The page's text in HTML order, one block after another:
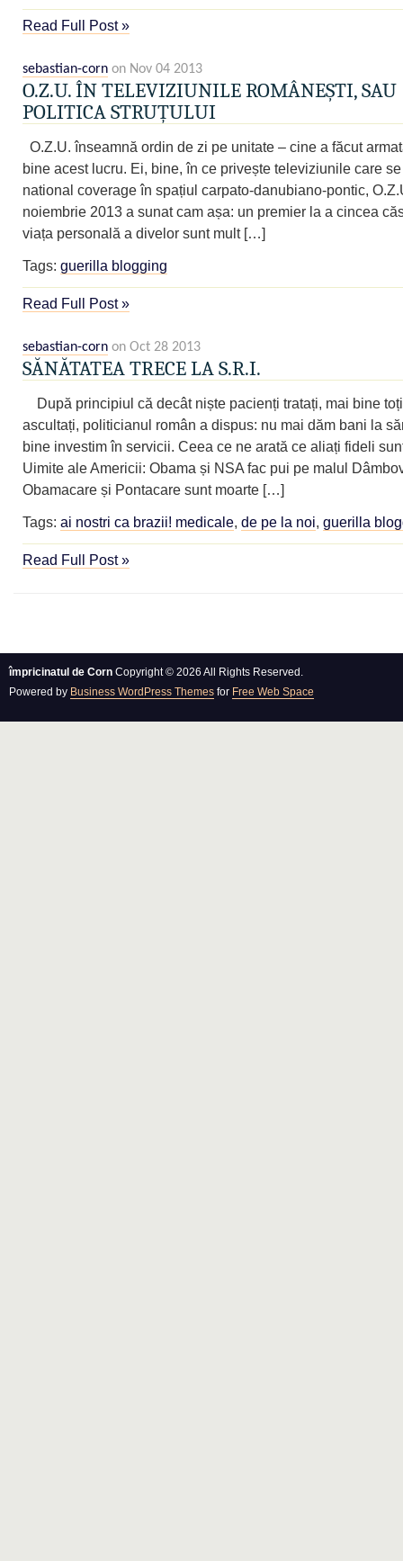
Read Full Post »
sebastian-corn on Nov 04 2013
O.Z.U. ÎN TELEVIZIUNILE ROMÂNEȘTI, SAU
POLITICA STRUȚULUI
O.Z.U. înseamnă ordin de zi pe unitate – cine a făcut
bine acest lucru. Ei, bine, în ce privește televiziunile care
national coverage în spațiul carpato-danubiano-pontic,
noiembrie 2013 a sunat cam așa: un premier la a cincea
viața personală a divelor sunt mult […]
Tags: guerilla blogging
Read Full Post »
sebastian-corn on Oct 28 2013
SĂNĂTATEA TRECE LA S.R.I.
După principiul că decât niște pacienți tratați, mai bine
ascultați, politicianul român a dispus: nu mai dăm bani la
bine investim în servicii. Ceea ce ne arată ce aliați fideli
Uimite ale Americii: Obama și NSA fac pui pe malul
Obamacare și Pontacare sunt moarte […]
Tags: ai nostri ca brazii! medicale, de pe la noi, guerilla
Read Full Post »
împricinatul de Corn Copyright © 2026 All Rights Reserved.
Powered by Business WordPress Themes for Free Web Space